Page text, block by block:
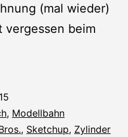
(mal wieder)
beim
, Modellbahn
, Sketchup, Zylinder